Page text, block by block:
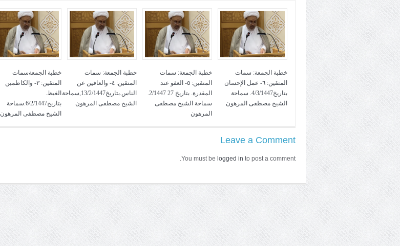
خطبة الجمعة: سمات
المتقين: ٦- عمل الإحسان
بتاريخ4/3/1447. سماحة
الشيخ مصطفى المرهون
خطبة الجمعة: سمات
المتقين: ٥- العفو عند
المقدرة. بتاريخ 27 2/1447.
سماحة الشيخ مصطفى
المرهون
خطبة الجمعة: سمات
المتقين: ٤- والعافين عن
الناس.بتاريخ13/2/1447,سماحة
الشيخ مصطفى المرهون
خطبة الجمعةسمات
المتقين: ٣- والكاظمين
الغيظ.
بتاريخ6/2/1447.سماحة
الشيخ مصطفى المرهون
Leave a Comment
You must be logged in to post a comment.